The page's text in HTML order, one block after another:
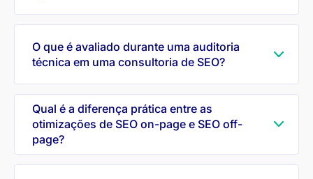
O que é avaliado durante uma auditoria
técnica em uma consultoria de SEO?
Qual é a diferença prática entre as
otimizações de SEO on-page e SEO off-
page?